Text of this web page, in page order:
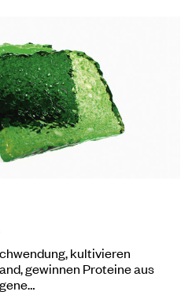
kultivieren
gewinnen Proteine aus